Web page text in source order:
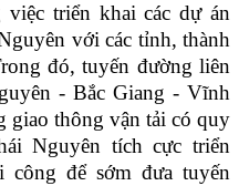
triển khai các dự án
với các tỉnh, thành
đó, tuyến đường liên
- Bắc Giang - Vĩnh
giao thông vận tải có quy
Nguyên tích cực triển
để sớm đưa tuyến